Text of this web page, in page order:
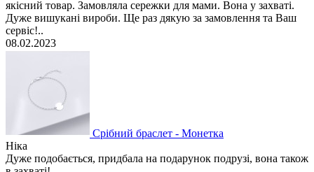
якісний товар. Замовляла сережки для мами. Вона у захваті.
Дуже вишукані вироби. Ще раз дякую за замовлення та Ваш
сервіс!..
08.02.2023
Срібний браслет - Монетка
Ніка
Дуже подобається, придбала на подарунок подрузі, вона також